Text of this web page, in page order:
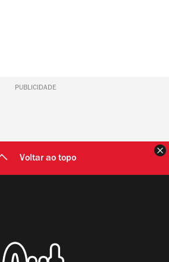
PUBLICIDADE
Voltar ao topo